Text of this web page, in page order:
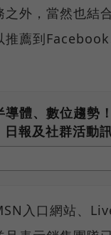
之外，當然也結
推薦到
體、數位趨勢
日報及社群活動
入口網站、